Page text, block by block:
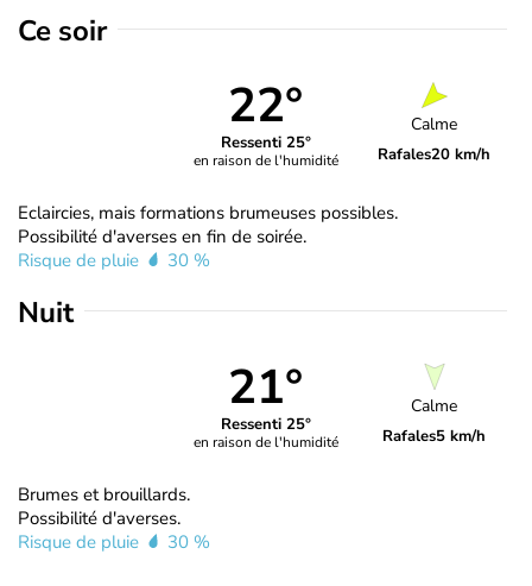
Ce soir
22°
Ressenti 25°
en raison de l'humidité
Calme
Rafales20 km/h
Eclaircies, mais formations brumeuses possibles.
Possibilité d'averses en fin de soirée.
Risque de pluie
30 %
Nuit
21°
Ressenti 25°
en raison de l'humidité
Calme
Rafales5 km/h
Brumes et brouillards.
Possibilité d'averses.
Risque de pluie
30 %